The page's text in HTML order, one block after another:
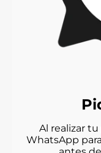
Al realizar
WhatsApp